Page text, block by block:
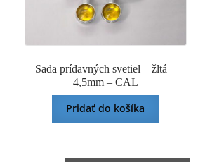
Sada prídavných svetiel – žltá –
4,5mm – CAL
Pridať do košíka